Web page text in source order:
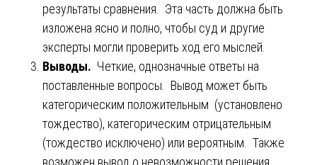
результаты сравнения. Эта часть должна быть
изложена ясно и полно, чтобы суд и другие
эксперты могли проверить ход его мыслей.
Выводы. Четкие, однозначные ответы на
поставленные вопросы. Вывод может быть
категорическим положительным (установлено
тождество), категорическим отрицательным
(тождество исключено) или вероятным. Также
возможен вывод о невозможности решения